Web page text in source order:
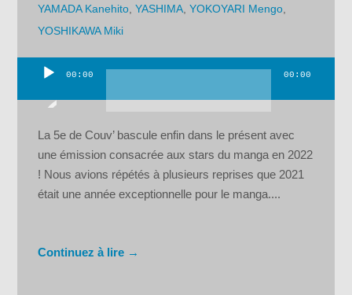
YAMADA Kanehito ,YASHIMA ,YOKOYARI Mengo
YOSHIKAWA Miki
00:00 00:00
La 5e de Couv’ bascule enfin dans le présent avec
une émission consacrée aux stars du manga en 2022
! Nous avions répétés à plusieurs reprises que 2021
était une année exceptionnelle pour le manga....
Continuez à lire →